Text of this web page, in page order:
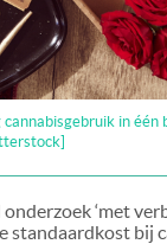
in
‘met
standaardkost bij